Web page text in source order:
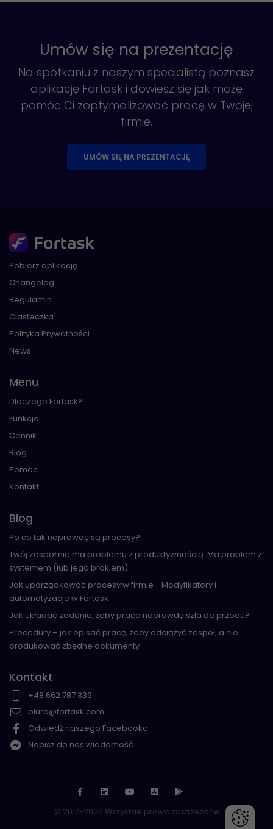
Umów się na prezentację
Na spotkaniu z naszym specjalistą poznasz
aplikację Fortask i dowiesz się jak może
pomóc Ci zoptymalizować pracę w Twojej
firmie.
UMÓW SIĘ NA PREZENTACJĘ
Pobierz aplikację
Changelog
Regulamin
Ciasteczka
Polityka Prywatności
News
Menu
Dlaczego Fortask?
Funkcje
Cennik
Blog
Pomoc
Kontakt
Blog
Po co tak naprawdę są procesy?
Twój zespół nie ma problemu z produktywnością. Ma problem z
systemem (lub jego brakiem)
Jak uporządkować procesy w firmie - Modyfikatory i
automatyzacje w Fortask
Jak układać zadania, żeby praca naprawdę szła do przodu?
Procedury – jak opisać pracę, żeby odciążyć zespół, a nie
produkować zbędne dokumenty
Kontakt
+48 662 787 339
biuro@fortask.com
Odwiedź naszego Facebooka
Napisz do nas wiadomość
© 2017-2026 Wszystkie prawa zastrzeżone